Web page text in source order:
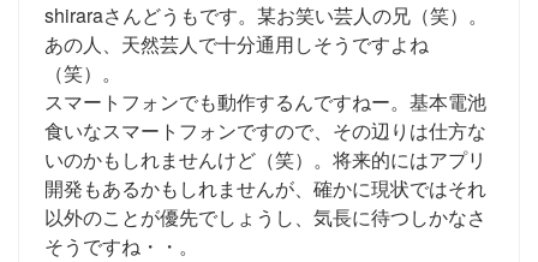
shiraraさんどうもです。某お笑い芸人の兄（笑）。
あの人、天然芸人で十分通用しそうですよね
（笑）。
スマートフォンでも動作するんですねー。基本電池
食いなスマートフォンですので、その辺りは仕方な
いのかもしれませんけど（笑）。将来的にはアプリ
開発もあるかもしれませんが、確かに現状ではそれ
以外のことが優先でしょうし、気長に待つしかなさ
そうですね・・。